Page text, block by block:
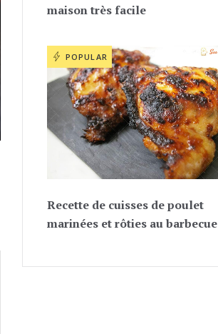
maison très facile
POPULAR
Recette de cuisses de poulet
marinées et rôties au barbecue